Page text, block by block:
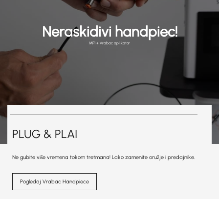
Neraskidivi handpiec!
MP1 + Vrabac aplikator
PLUG & PLAI
Ne gubite više vremena tokom tretmana! Lako zamenite oružje i predajnike.
Pogledaj Vrabac Handpiece